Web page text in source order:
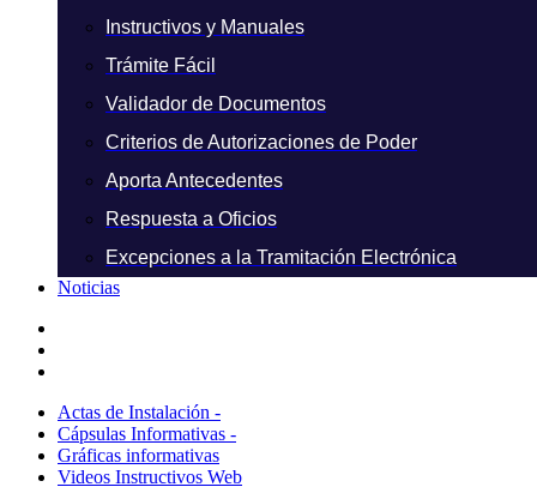
Instructivos y Manuales
Trámite Fácil
Validador de Documentos
Criterios de Autorizaciones de Poder
Aporta Antecedentes
Respuesta a Oficios
Excepciones a la Tramitación Electrónica
Noticias
Actas de Instalación -
Cápsulas Informativas -
Gráficas informativas
Videos Instructivos Web